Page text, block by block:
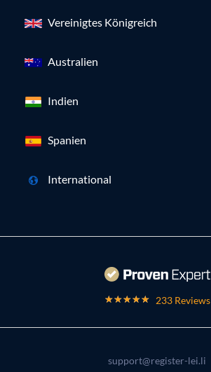
Vereinigtes Königreich
Australien
Indien
Spanien
International
233 Reviews
support@register-lei.li